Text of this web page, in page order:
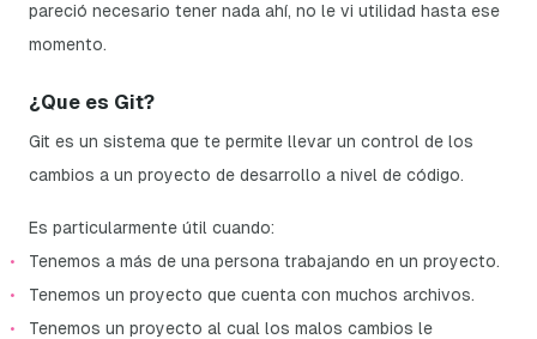
pareció necesario tener nada ahí, no le vi utilidad hasta ese
momento.
¿Que es Git?
Git es un sistema que te permite llevar un control de los
cambios a un proyecto de desarrollo a nivel de código.
Es particularmente útil cuando:
Tenemos a más de una persona trabajando en un proyecto.
Tenemos un proyecto que cuenta con muchos archivos.
Tenemos un proyecto al cual los malos cambios le